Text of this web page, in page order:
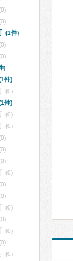
(1件)
)
件)
(0)
件)
(0)
(0)
(0)
(0)
(0)
(0)